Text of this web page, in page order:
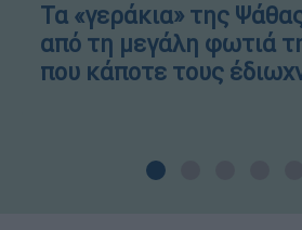
Τα «γεράκια» της
από τη μεγάλη φωτιά
που κάποτε τους